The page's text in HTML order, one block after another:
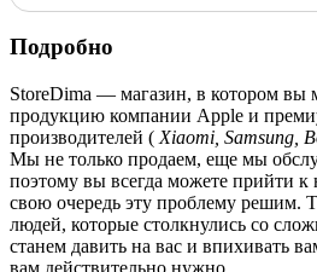
Подробно
StoreDima — магазин, в котором вы
продукцию компании Apple и
производителей ( Xiaomi, Samsung,
Мы не только продаем, еще мы
поэтому вы всегда можете прийти
свою очередь эту проблему решим.
людей, которые столкнулись со
станем давить на вас и впихивать
вам действительно нужно